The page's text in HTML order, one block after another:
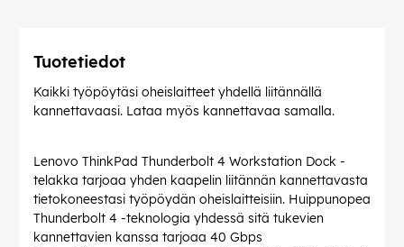
Tuotetiedot
Kaikki työpöytäsi oheislaitteet yhdellä liitännällä
kannettavaasi. Lataa myös kannettavaa samalla.
Lenovo ThinkPad Thunderbolt 4 Workstation Dock -
telakka tarjoaa yhden kaapelin liitännän kannettavasta
tietokoneestasi työpöydän oheislaitteisiin. Huippunopea
Thunderbolt 4 -teknologia yhdessä sitä tukevien
kannettavien kanssa tarjoaa 40 Gbps